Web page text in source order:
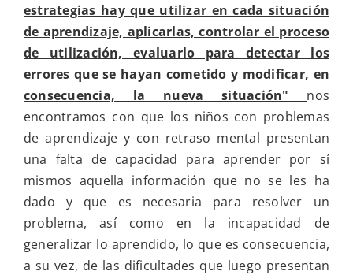
estrategias hay que utilizar en cada situación
de aprendizaje, aplicarlas, controlar el proceso
de utilización, evaluarlo para detectar los
errores que se hayan cometido y modificar, en
consecuencia, la nueva situación" nos
encontramos con que los niños con problemas
de aprendizaje y con retraso mental presentan
una falta de capacidad para aprender por sí
mismos aquella información que no se les ha
dado y que es necesaria para resolver un
problema, así como en la incapacidad de
generalizar lo aprendido, lo que es consecuencia,
a su vez, de las dificultades que luego presentan